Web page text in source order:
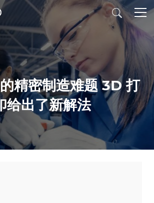
精密制造难题 3D 打
给出了新解法